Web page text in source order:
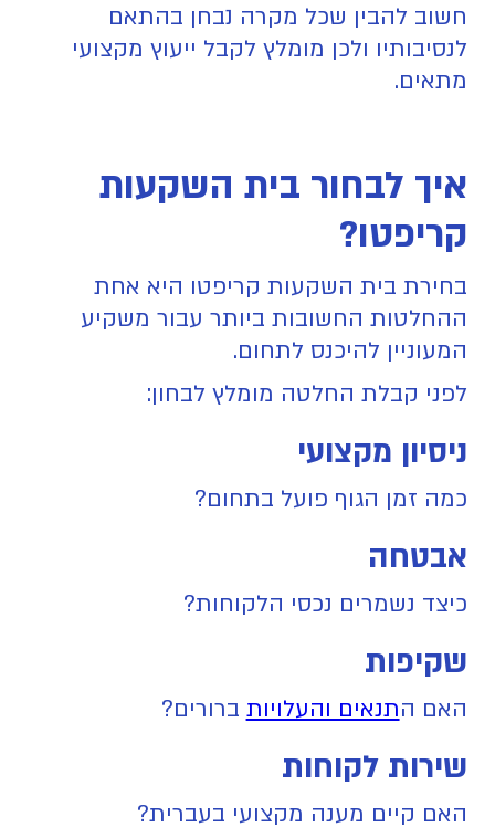
חשוב להבין שכל מקרה נבחן בהתאם
לנסיבותיו ולכן מומלץ לקבל ייעוץ מקצועי
מתאים.
איך לבחור בית השקעות
קריפטו?
בחירת בית השקעות קריפטו היא אחת
ההחלטות החשובות ביותר עבור משקיע
המעוניין להיכנס לתחום.
לפני קבלת החלטה מומלץ לבחון:
ניסיון מקצועי
כמה זמן הגוף פועל בתחום?
אבטחה
כיצד נשמרים נכסי הלקוחות?
שקיפות
האם התנאים והעלויות ברורים?
שירות לקוחות
האם קיים מענה מקצועי בעברית?